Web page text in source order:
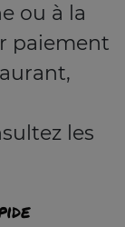
ou à la
paiement
les